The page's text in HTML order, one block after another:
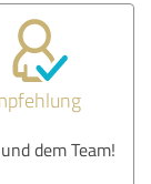
dem Team!